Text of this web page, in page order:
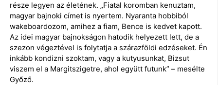
része legyen az életének. „Fiatal koromban kenuztam,
magyar bajnoki címet is nyertem. Nyaranta hobbiból
wakeboardozom, amihez a fiam, Bence is kedvet kapott.
Az idei magyar bajnokságon hatodik helyezett lett, de a
szezon végeztével is folytatja a szárazföldi edzéseket. Én
inkább kondizni szoktam, vagy a kutyusunkat, Bizsut
viszem el a Margitszigetre, ahol együtt futunk” – mesélte
Győző.